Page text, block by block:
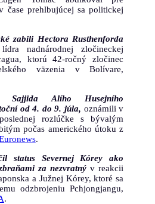
čase prehlbujúcej sa politickej
zabili Hectora Rusthenforda
nadnárodnej zločineckej
ktorú 42-ročný zločinec
väzenia v Bolívare,
Sajjida Alího Husejního
od 4. do 9. júla, oznámili v
rozlúčke s bývalým
počas amerického útoku z
.
status Severnej Kórey ako
za nezvratný v reakcii
a Južnej Kórey, ktoré sa
odzbrojeniu Pchjongjangu,
.